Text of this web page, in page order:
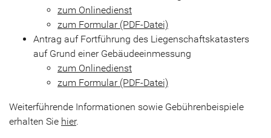
zum Onlinedienst
zum Formular (PDF-Datei)
Antrag auf Fortführung des Liegenschaftskatasters
auf Grund einer Gebäudeeinmessung
zum Onlinedienst
zum Formular (PDF-Datei)
Weiterführende Informationen sowie Gebührenbeispiele
erhalten Sie hier.